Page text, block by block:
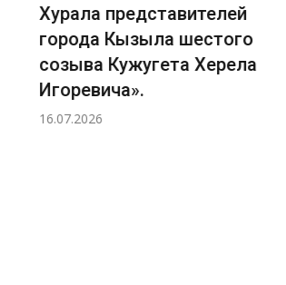
Хурала представителей
города Кызыла шестого
созыва Кужугета Херела
Игоревича».
16.07.2026